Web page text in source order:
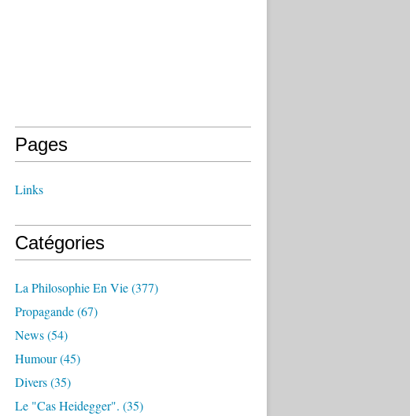
Pages
Links
Catégories
La Philosophie En Vie(377)
Propagande(67)
News(54)
Humour(45)
Divers(35)
Le "cas Heidegger". (35)